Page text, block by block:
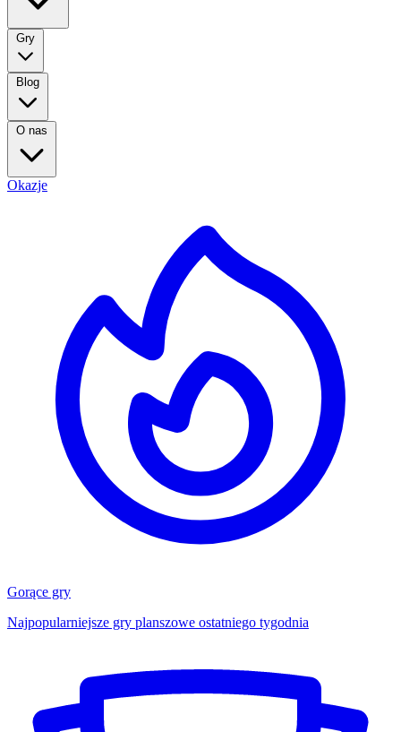
Gry
Blog
O nas
Okazje
Gorące gry
Najpopularniejsze gry planszowe ostatniego tygodnia